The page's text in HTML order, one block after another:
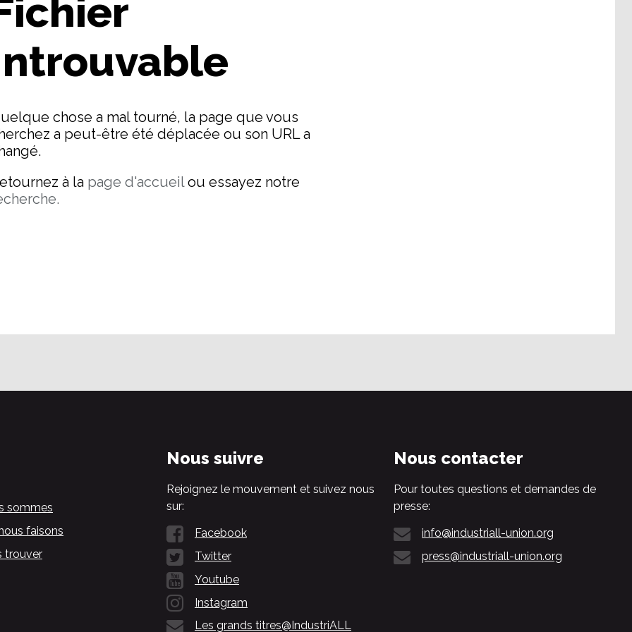
Fichier
chose a mal tourné, la page que vous
a peut-être été déplacée ou son URL a
à la page d'accueilou essayez notre
sommes
faisons
trouver
Nous suivre
Rejoignez le mouvement et suivez nous
sur:
Facebook
Twitter
Youtube
Instagram
Les grands titres@IndustriALL
Nous contacter
Pour toutes questions et demandes de
presse:
info@industriall-union.org
press@industriall-union.org